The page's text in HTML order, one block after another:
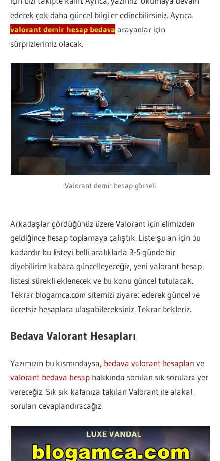
ederek çok daha güncel bilgiler edinebilirsiniz. Ayrıca
valorant demir hesap bedava arayanlar için
sürprizlerimiz olacak.
Valorant demir hesap görseli
Arkadaşlar gördüğünüz üzere Valorant için elimizden
geldiğince hesap toplamaya çalıştık. Liste şu an için bu
kadardır bu listeyi belli aralıklarla 3-5 günde bir
diyebilirim kabaca güncelleyeceğiz, yeni valorant hesap
listesi sürekli eklenecek ve bu konu güncel tutulacak.
Tekrar blogamca.com sitemizi ziyaret ederek güncel ve
ücretsiz hesaplara ulaşabileceksiniz. Tekrar bekleriz.
Bedava Valorant Hesapları
Yazımızın bu kısmındaysa, bedava valorant hesapları ve
valorant bedava hesap hakkında sorulan sık sorulara yer
vereceğiz. Sık sık kafanıza takılan Valorant ile alakalı
soruları cevaplandıracağız.